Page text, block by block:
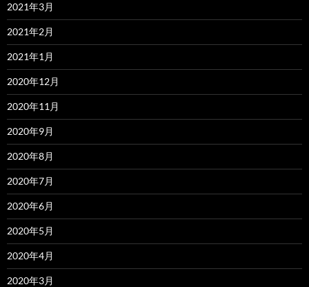
2021年3月
2021年2月
2021年1月
2020年12月
2020年11月
2020年9月
2020年8月
2020年7月
2020年6月
2020年5月
2020年4月
2020年3月